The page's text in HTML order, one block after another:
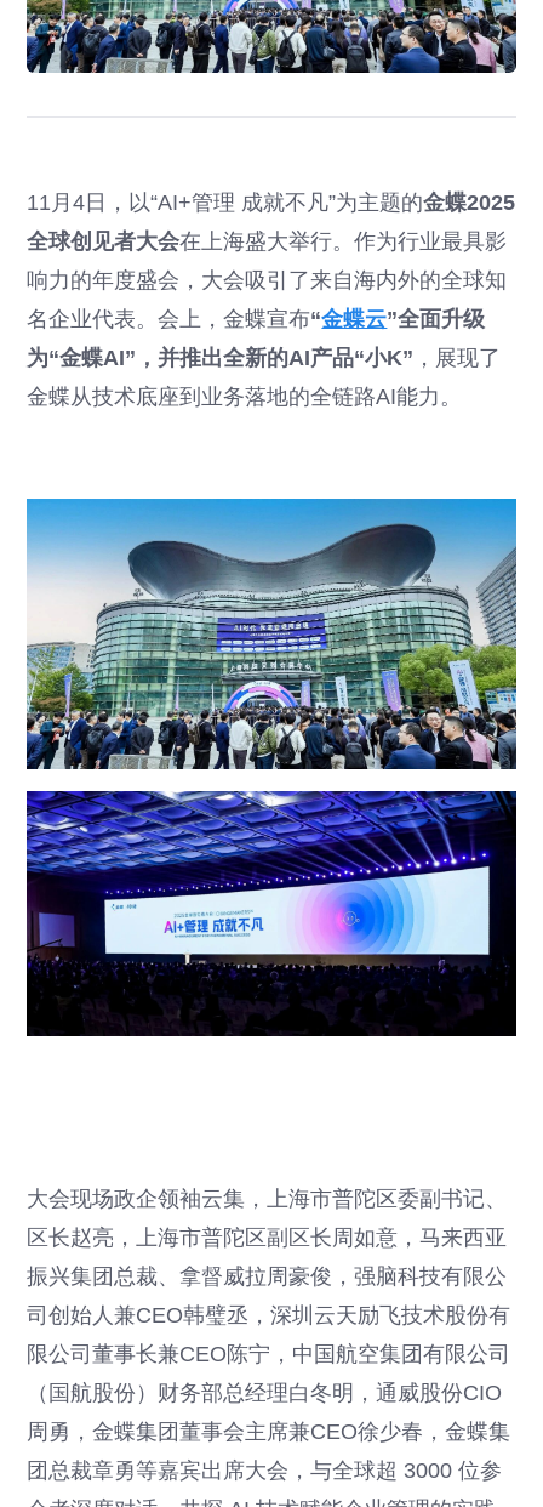
11月4日，以“AI+管理 成就不凡”为主题的金蝶2025
全球创见者大会在上海盛大举行。作为行业最具影
响力的年度盛会，大会吸引了来自海内外的全球知
名企业代表。会上，金蝶宣布“金蝶云”全面升级
为“金蝶AI”，并推出全新的AI产品“小K” ，展现了
金蝶从技术底座到业务落地的全链路AI能力。
大会现场政企领袖云集，上海市普陀区委副书记、
区长赵亮，上海市普陀区副区长周如意，马来西亚
振兴集团总裁、拿督威拉周豪俊，强脑科技有限公
司创始人兼CEO韩璧丞，深圳云天励飞技术股份有
限公司董事长兼CEO陈宁，中国航空集团有限公司
（国航股份）财务部总经理白冬明，通威股份CIO
周勇，金蝶集团董事会主席兼CEO徐少春，金蝶集
团总裁章勇等嘉宾出席大会，与全球超 3000 位参